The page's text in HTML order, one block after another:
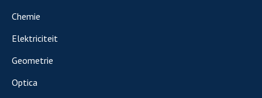
Chemie
Elektriciteit
Geometrie
Optica